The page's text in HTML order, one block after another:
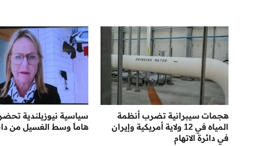
هجمات سيبرانية تضرب أنظمة
المياه في 12 ولاية أمريكية وإيران
في دائرة الاتهام
سياسية نيوزيلندية
هاماً وسط الغسيل من